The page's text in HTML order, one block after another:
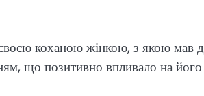
коханою жінкою, з якою мав
що позитивно впливало на його